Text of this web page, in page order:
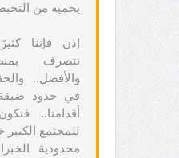
يحميه من
إذن فإننا
نتصرف
والأفضل..
في حدود ضيقة
أقدامنا..
للمجتمع الكبير
محدودية